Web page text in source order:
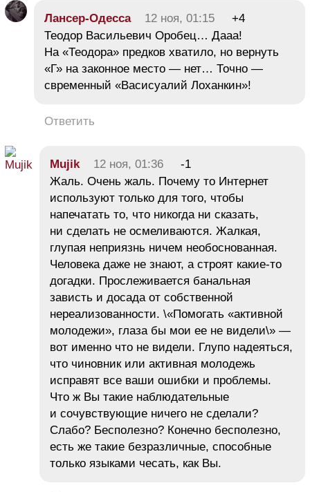
Лансер-Одесса 12 ноя, 01:15
+4
Теодор Васильевич Оробец… Дааа!
На «Теодора» предков хватило, но вернуть
«Г» на законное место — нет… Точно —
свременный «Васисуалий Лоханкин»!
Ответить
Mujik 12 ноя, 01:36
-1
Жаль. Очень жаль. Почему то Интернет
используют только для того, чтобы
напечатать то, что никогда ни сказать,
ни сделать не осмеливаются. Жалкая,
глупая неприязнь ничем необоснованная.
Человека даже не знают, а строят какие-то
догадки. Прослеживается банальная
зависть и досада от собственной
нереализованности. \«Помогать «активной
молодежи», глаза бы мои ее не видели\» —
вот именно что не видели. Глупо надеяться,
что чиновник или активная молодежь
исправят все ваши ошибки и проблемы.
Что ж Вы такие наблюдательные
и сочувствующие ничего не сделали?
Слабо? Бесполезно? Конечно бесполезно,
есть же такие безразличные, способные
только языками чесать, как Вы.